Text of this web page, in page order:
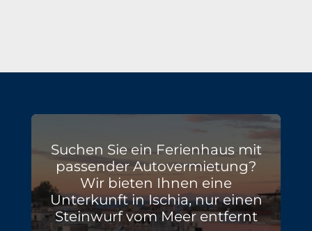
Suchen Sie ein Ferienhaus mit
passender Autovermietung?
Wir bieten Ihnen eine
Unterkunft in Ischia, nur einen
Steinwurf vom Meer entfernt